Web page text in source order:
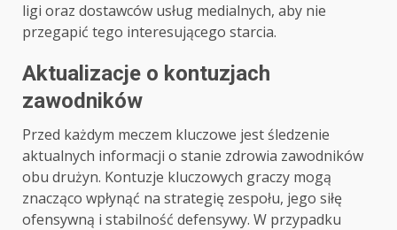
ligi oraz dostawców usług medialnych, aby nie
przegapić tego interesującego starcia.
Aktualizacje o kontuzjach
zawodników
Przed każdym meczem kluczowe jest śledzenie
aktualnych informacji o stanie zdrowia zawodników
obu drużyn. Kontuzje kluczowych graczy mogą
znacząco wpłynąć na strategię zespołu, jego siłę
ofensywną i stabilność defensywy. W przypadku